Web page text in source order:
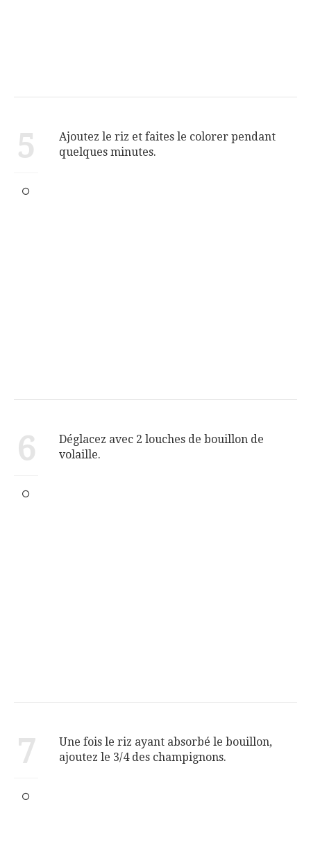
5
Ajoutez le riz et faites le colorer pendant
quelques minutes.
6
Déglacez avec 2 louches de bouillon de
volaille.
7
Une fois le riz ayant absorbé le bouillon,
ajoutez le 3/4 des champignons.